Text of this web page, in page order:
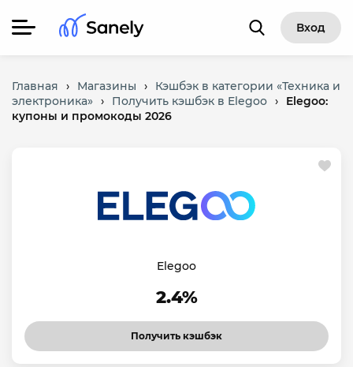
Вход
Главная › Магазины ›
Кэшбэк в категории «Техника и
электроника» › Получить кэшбэк в Elegoo ›
Elegoo:
купоны и промокоды 2026
Elegoo
2.4%
Получить кэшбэк